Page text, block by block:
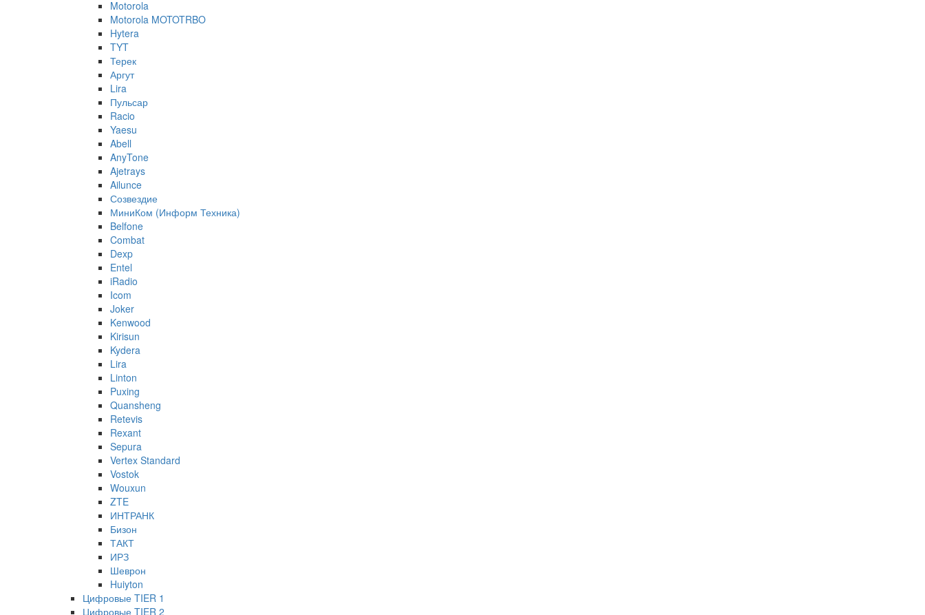
Motorola
Motorola MOTOTRBO
Hytera
TYT
Терек
Аргут
Lira
Пульсар
Racio
Yaesu
Abell
AnyTone
Ajetrays
Ailunce
Созвездие
МиниКом (Информ Техника)
Belfone
Combat
Dexp
Entel
iRadio
Icom
Joker
Kenwood
Kirisun
Kydera
Lira
Linton
Puxing
Quansheng
Retevis
Rexant
Sepura
Vertex Standard
Vostok
Wouxun
ZTE
ИНТРАНК
Бизон
ТАКТ
ИРЗ
Шеврон
Huiyton
Цифровые TIER 1
Цифровые TIER 2